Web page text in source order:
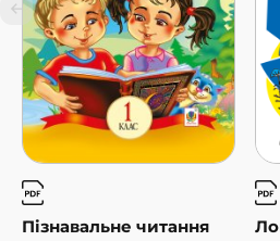
Пізнавальне читання